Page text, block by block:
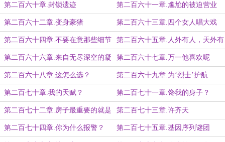
敌
第二百六十章.封锁遗迹 第二百六十一章.尴尬的被迫营业
第二百六十二章.变身豪猪 第二百六十三章.四个女人唱大戏
第二百六十四章.不要在意那些细节 第二百六十五章.人外有人，天外有
天
第二百六十六章.来自无尽深空的凝
视
第二百六十七章.万一他喜欢呢
第二百六十八章.这怎么选？ 第二百六十九章.为‘烈士’护航
第二百七十章.我的天赋？ 第二百七十一章.馋我的身子？
第二百七十二章.房子最重要的就是
地段
第二百七十三章.许齐天
第二百七十四章.你为什么报警？ 第二百七十五章.基因序列谜团